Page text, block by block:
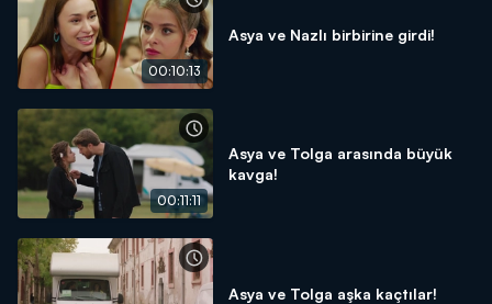
00:10:13
Asya ve Nazlı birbirine girdi!
00:11:11
Asya ve Tolga arasında büyük
kavga!
Asya ve Tolga aşka kaçtılar!